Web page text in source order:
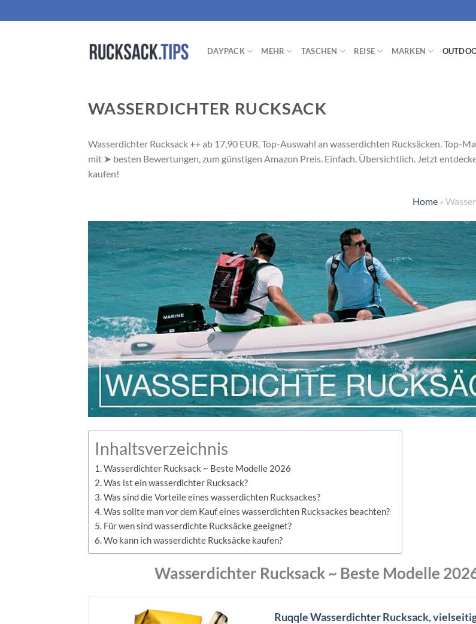
Inhalt
DAYPACK MEHR TASCHEN REISE MARKEN
WASSERDICHTER RUCKSACK
Wasserdichter Rucksack ++ ab 17,90 EUR. Top-Auswahl an wasserdichten Rucksäcken. Top-
mit ➤ besten Bewertungen, zum günstigen Amazon Preis. Einfach. Übersichtlich. Jetzt
kaufen!
Home »
Inhaltsverzeichnis
Wasserdichter Rucksack ~ Beste Modelle 2026
Was ist ein wasserdichter Rucksack?
Was sind die Vorteile eines wasserdichten Rucksackes?
Was sollte man vor dem Kauf eines wasserdichten Rucksackes beachten?
Für wen sind wasserdichte Rucksäcke geeignet?
Wo kann ich wasserdichte Rucksäcke kaufen?
Wasserdichter Rucksack ~ Beste Modelle
Ruqqle Wasserdichter Rucksack,